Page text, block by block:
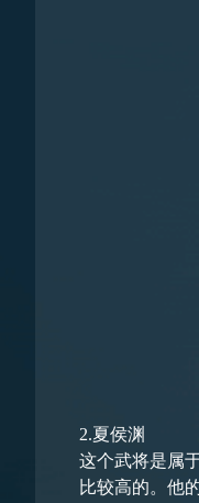
2.夏侯渊
这个武将是属
比较高的。他